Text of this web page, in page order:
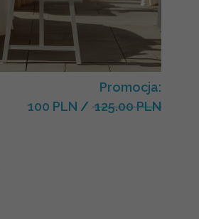
Promocja:
100 PLN / 125.00 PLN